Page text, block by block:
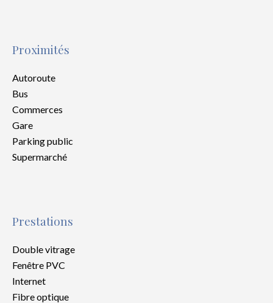
Proximités
Autoroute
Bus
Commerces
Gare
Parking public
Supermarché
Prestations
Double vitrage
Fenêtre PVC
Internet
Fibre optique